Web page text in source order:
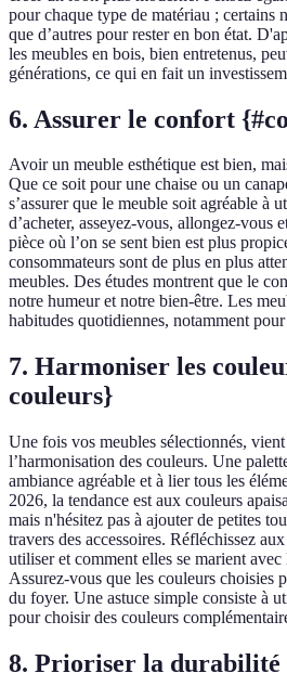
pour chaque type de matériau ; certains
que d’autres pour rester en bon état.
les meubles en bois, bien entretenus,
générations, ce qui en fait un
6. Assurer le confort
Avoir un meuble esthétique est bien,
Que ce soit pour une chaise ou un
s’assurer que le meuble soit agréable à
d’acheter, asseyez-vous, allongez-vous
pièce où l’on se sent bien est plus
consommateurs sont de plus en plus
meubles. Des études montrent que le
notre humeur et notre bien-être. Les
habitudes quotidiennes, notamment
7. Harmoniser les
couleurs}
Une fois vos meubles sélectionnés,
l’harmonisation des couleurs. Une
ambiance agréable et à lier tous les
2026, la tendance est aux couleurs
mais n'hésitez pas à ajouter de petites
travers des accessoires. Réfléchissez
utiliser et comment elles se marient
Assurez-vous que les couleurs choisies
du foyer. Une astuce simple consiste à
pour choisir des couleurs
8. Prioriser la